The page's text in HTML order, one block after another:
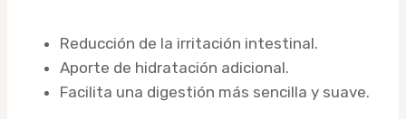
Reducción de la irritación intestinal.
Aporte de hidratación adicional.
Facilita una digestión más sencilla y suave.